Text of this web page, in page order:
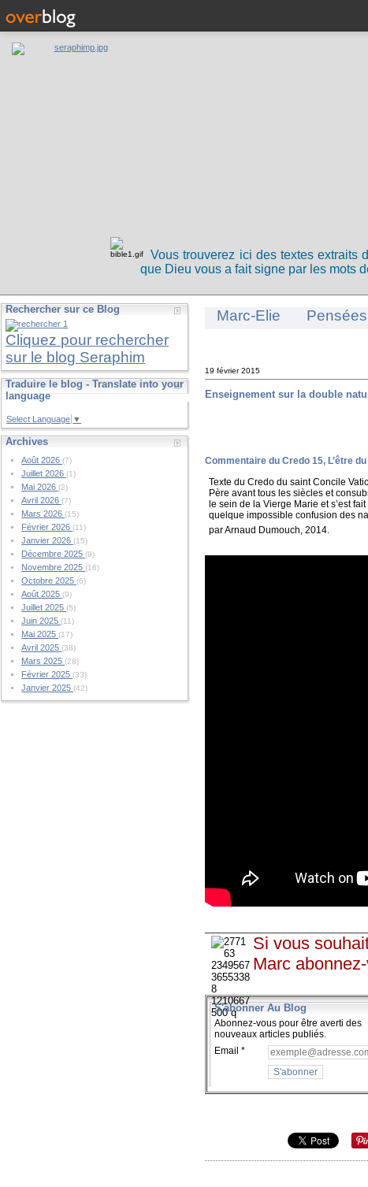
Vous trouverez ici des textes extraits
que Dieu vous a fait signe par les mots
Rechercher sur ce Blog
Cliquez pour rechercher
sur le blog Seraphim
Traduire le blog - Translate into your
language
Select Language ▼
Archives
Août 2026(7)
Juillet 2026(1)
Mai 2026(2)
Avril 2026(7)
Mars 2026(15)
Février 2026(11)
Janvier 2026(15)
Décembre 2025(9)
Novembre 2025(16)
Octobre 2025(6)
Août 2025(9)
Juillet 2025(5)
Juin 2025(11)
Mai 2025(17)
Avril 2025(38)
Mars 2025(28)
Février 2025(33)
Janvier 2025(42)
Marc-Elie Pensées
19 février 2015
Enseignement sur la double
Commentaire du Credo 15, L’être
Texte du Credo du saint Concile
Père avant tous les siècles et
le sein de la Vierge Marie et s’est
quelque impossible confusion des
par Arnaud Dumouch, 2014.
Si vous
Marc
S'abonner Au Blog
Abonnez-vous pour être averti des
nouveaux articles publiés.
Email